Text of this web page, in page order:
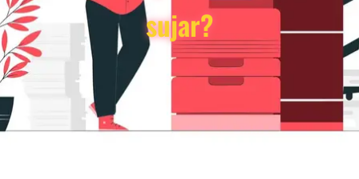
sujar?